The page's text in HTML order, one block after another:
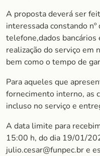
A proposta deverá ser
interessada constando nº
telefone,dados bancários
realização do serviço em
bem como o tempo de
Para aqueles que
fornecimento interno, as
incluso no serviço e
A data limite para
15:00 h, do dia 19/01/
julio.cesar@funpec.br e